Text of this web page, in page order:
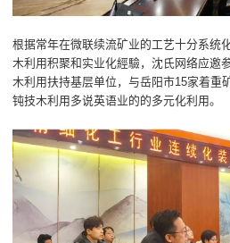
根据常年在微联续流矿业的工艺十分系统
木利用积聚和实业化經驗，沈氏网络应邀
木利用扶持基层单位，与岳阳市15家着重
钝技木利用多说英语业的的多元化利用。